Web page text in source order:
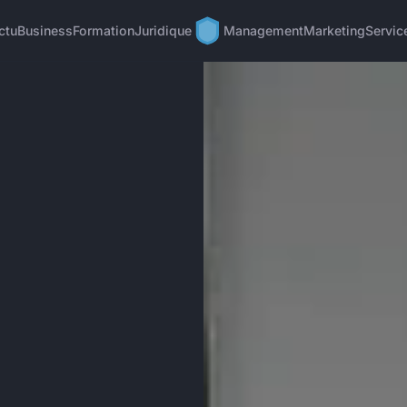
BusinessFormationJuridique ManagementMarketing